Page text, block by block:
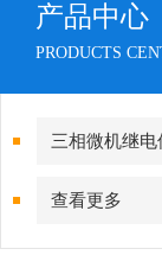
产品中心
PRODUCTS
三相微机继电
查看更多